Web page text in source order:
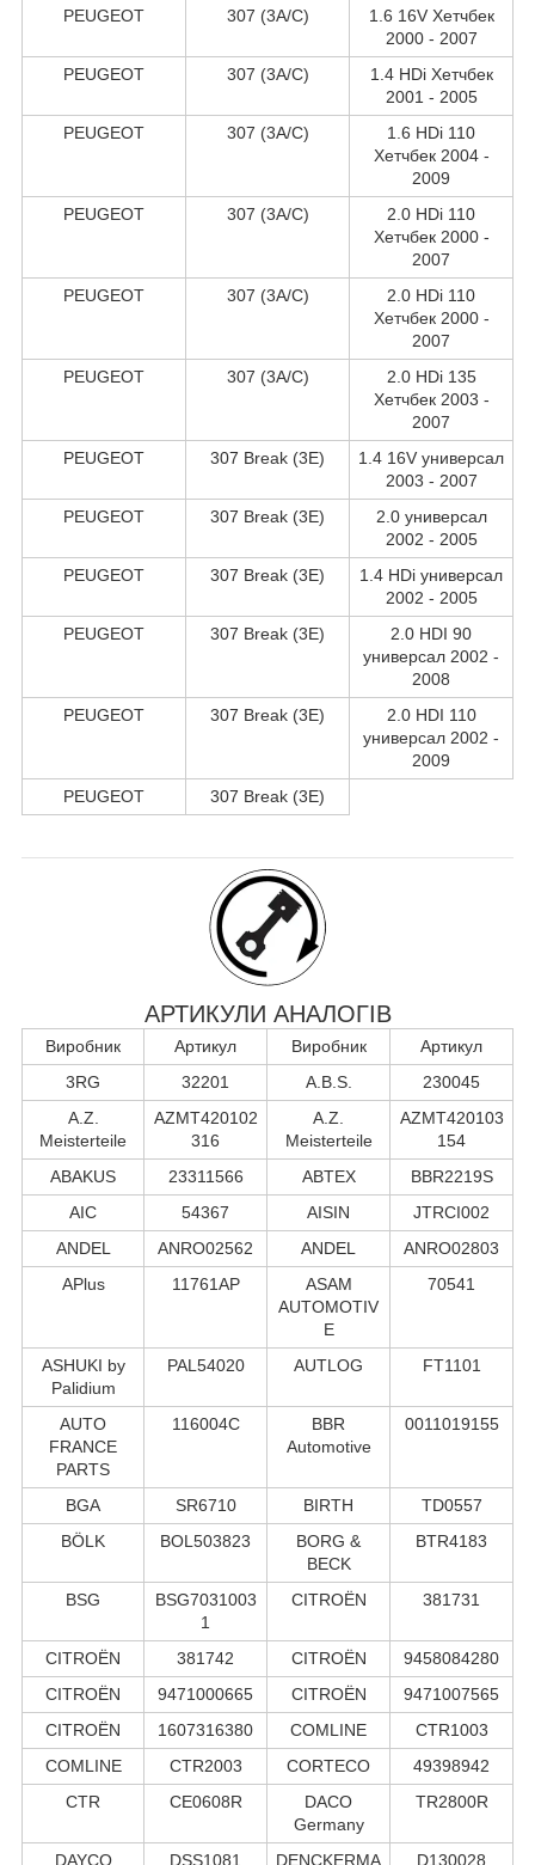
PEUGEOT
307 (3A/C)
1.6 16V Хетчбек
2000 - 2007
PEUGEOT
307 (3A/C)
1.4 HDi Хетчбек
2001 - 2005
PEUGEOT
307 (3A/C)
1.6 HDi 110
Хетчбек 2004 -
2009
PEUGEOT
307 (3A/C)
2.0 HDi 110
Хетчбек 2000 -
2007
PEUGEOT
307 (3A/C)
2.0 HDi 110
Хетчбек 2000 -
2007
PEUGEOT
307 (3A/C)
2.0 HDi 135
Хетчбек 2003 -
2007
PEUGEOT
307 Break (3E)
1.4 16V универсал
2003 - 2007
PEUGEOT
307 Break (3E)
2.0 универсал
2002 - 2005
PEUGEOT
307 Break (3E)
1.4 HDi универсал
2002 - 2005
PEUGEOT
307 Break (3E)
2.0 HDI 90
универсал 2002 -
2008
PEUGEOT
307 Break (3E)
2.0 HDI 110
универсал 2002 -
2009
PEUGEOT
307 Break (3E)
АРТИКУЛИ АНАЛОГІВ
Виробник Артикул Виробник
Артикул
3RG
32201 A.B.S.
230045
A.Z.
Meisterteile
AZMT420102
316
A.Z.
Meisterteile
AZMT420103
154
ABAKUS
23311566 ABTEX
BBR2219S
AIC
54367 AISIN
JTRCI002
ANDEL
ANRO02562 ANDEL
ANRO02803
APlus
11761AP
ASAM
AUTOMOTIV
E
70541
ASHUKI by
Palidium
PAL54020 AUTLOG FT1101
AUTO
FRANCE
PARTS
116004C
BBR
Automotive
0011019155
BGA SR6710 BIRTH
TD0557
BÖLK
BOL503823
BORG &
BECK
BTR4183
BSG
BSG7031003
1
CITROËN 381731
CITROËN 381742 CITROËN
9458084280
CITROËN
9471000665 CITROËN
9471007565
CITROËN
1607316380 COMLINE
CTR1003
COMLINE
CTR2003 CORTECO
49398942
CTR
CE0608R
DACO
Germany
TR2800R
DAYCO DSS1081 DENCKERMA D130028